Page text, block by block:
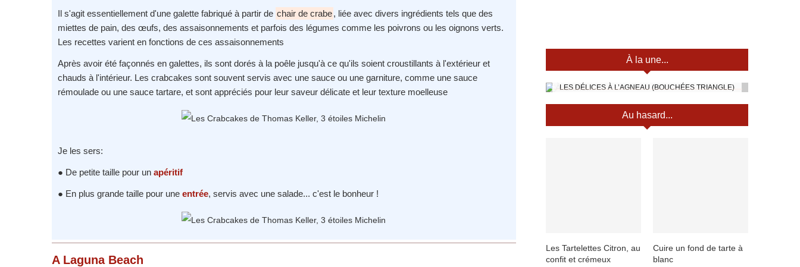
Il s'agit essentiellement d'une galette fabriqué à partir de chair de crabe, liée avec divers ingrédients tels que des
miettes de pain, des œufs, des assaisonnements et parfois des légumes comme les poivrons ou les oignons verts.
Les recettes varient en fonctions de ces assaisonnements
Après avoir été façonnés en galettes, ils sont dorés à la poêle jusqu'à ce qu'ils soient croustillants à l'extérieur et
chauds à l'intérieur. Les crabcakes sont souvent servis avec une sauce ou une garniture, comme une sauce
rémoulade ou une sauce tartare, et sont appréciés pour leur saveur délicate et leur texture moelleuse
Je les sers:
● De petite taille pour un apéritif
● En plus grande taille pour une entrée, servis avec une salade... c'est le bonheur !
A Laguna Beach
À la une...
LES DÉLICES À L’AGNEAU (BOUCHÉES TRIANGLE)
Au hasard...
Les Tartelettes Citron, au
confit et crémeux
Cuire un fond de tarte à
blanc